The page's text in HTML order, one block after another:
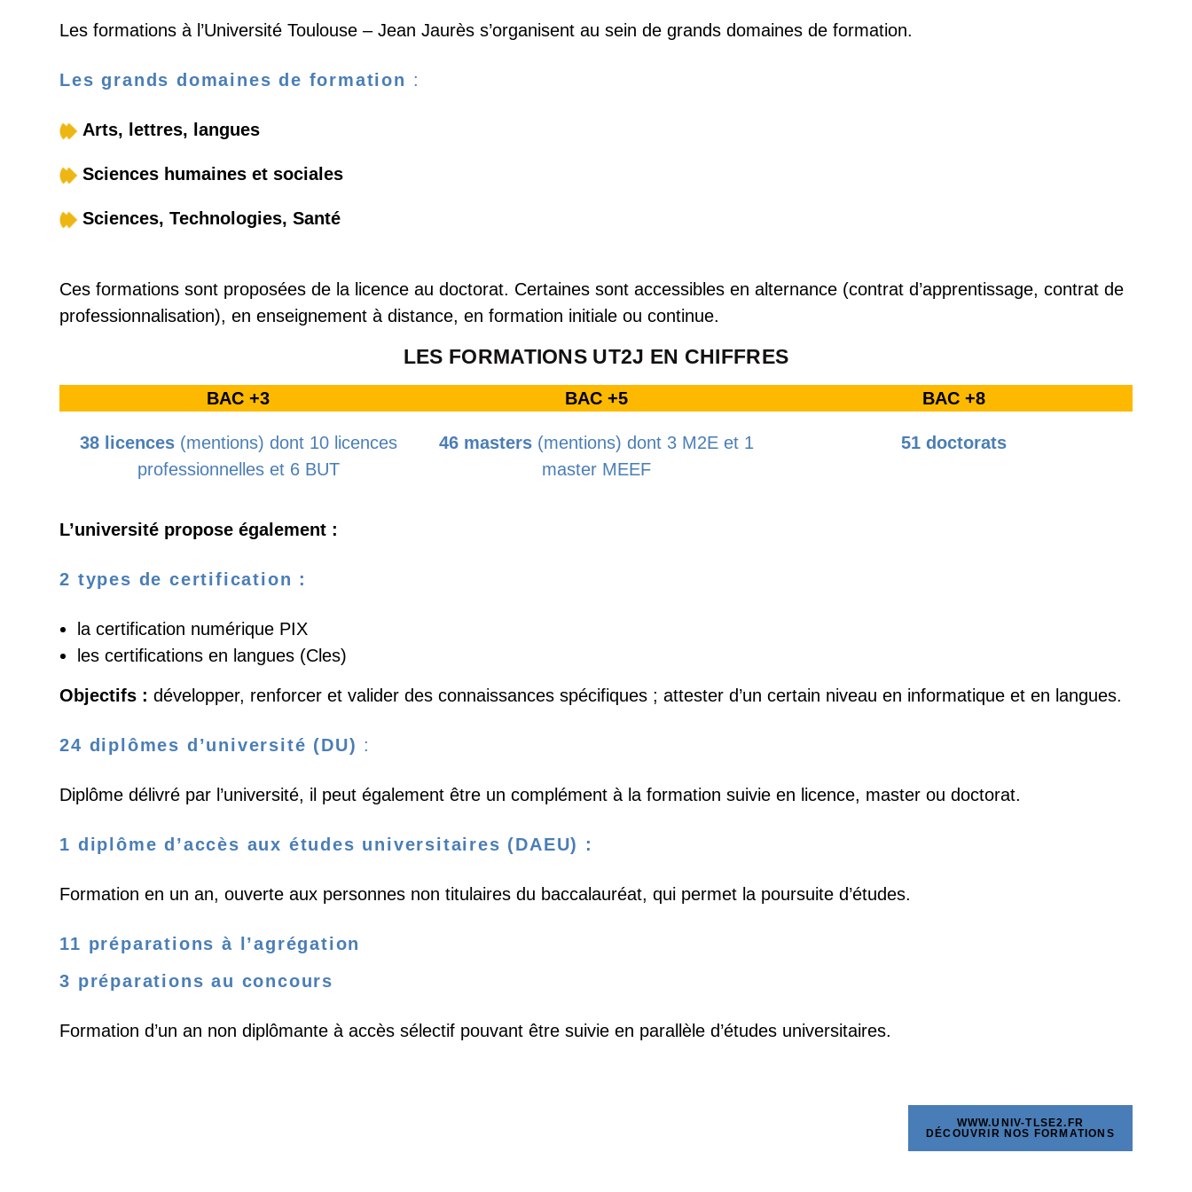
Les formations à l’Université Toulouse – Jean Jaurès s’organisent au sein de grands domaines de formation.
Les grands domaines de formation :
Arts, lettres, langues
Sciences humaines et sociales
Sciences, Technologies, Santé
Ces formations sont proposées de la licence au doctorat. Certaines sont accessibles en alternance (contrat d’apprentissage, contrat de
professionnalisation), en enseignement à distance, en formation initiale ou continue.
LES FORMATIONS UT2J EN CHIFFRES
BAC +3
38 licences(mentions) dont 10 licences
professionnelles et 6 BUT
BAC +5
46 masters(mentions) dont 3 M2E et 1
master MEEF
BAC +8
51 doctorats
L’université propose également :
2 types de certification :
la certification numérique PIX
les certifications en langues (Cles)
Objectifs : développer, renforcer et valider des connaissances spécifiques ; attester d’un certain niveau en informatique et en langues.
24 diplômes d’université (DU) :
Diplôme délivré par l’université, il peut également être un complément à la formation suivie en licence, master ou doctorat.
1 diplôme d’accès aux études universitaires (DAEU) :
Formation en un an, ouverte aux personnes non titulaires du baccalauréat, qui permet la poursuite d’études.
11 préparations à l’agrégation
3 préparations au concours
Formation d’un an non diplômante à accès sélectif pouvant être suivie en parallèle d’études universitaires.
WWW.UNIV-TLSE2.FR
DÉCOUVRIR NOS FORMATIONS